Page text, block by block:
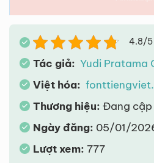
4.8/5
Tác giả: Yudi Pratama
Việt hóa:
Thương hiệu: Đang cập
Ngày đăng: 05/01/
Lượt xem: 777